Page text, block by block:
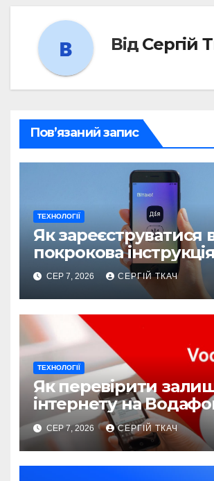
Від Сергій
Пов’язаний запис
ТЕХНОЛОГІЇ
Як зареєструватися
покрокова
СЕР 7, 2026 СЕРГІЙ ТКАЧ
ТЕХНОЛОГІЇ
Як перевірити
інтернету на
способи
СЕР 7, 2026 СЕРГІЙ ТКАЧ